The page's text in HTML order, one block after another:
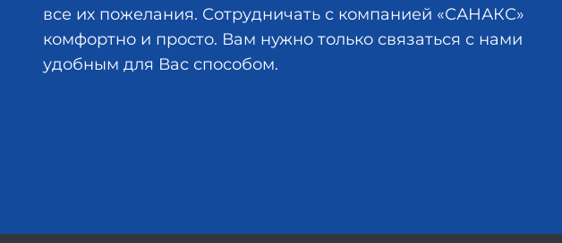
все их пожелания. Сотрудничать с компанией «САНАКС»
комфортно и просто. Вам нужно только связаться с нами
удобным для Вас способом.